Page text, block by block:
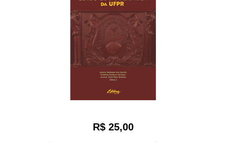
R$ 25,00